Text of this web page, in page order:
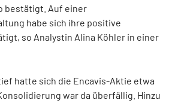
bestätigt. Auf einer
habe sich ihre positive
so Analystin Alina Köhler in einer
hatte sich die Encavis-Aktie etwa
war da überfällig. Hinzu